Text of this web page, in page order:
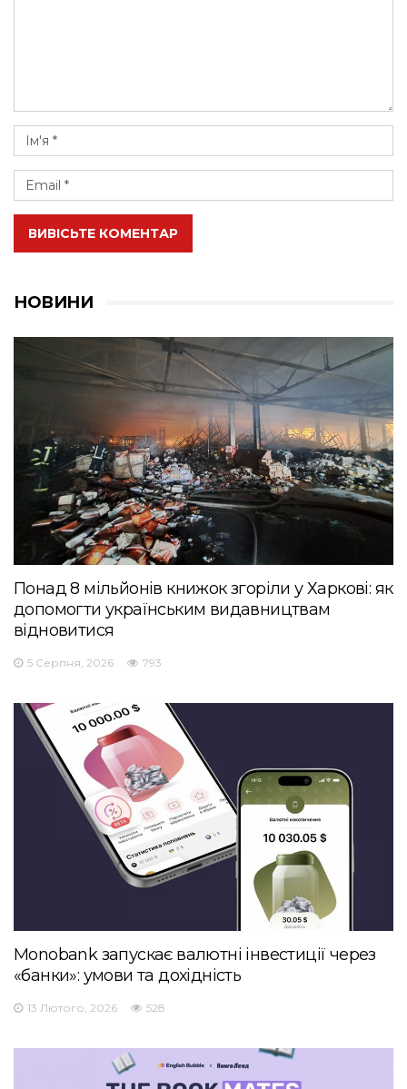
ВИВІСЬТЕ КОМЕНТАР
НОВИНИ
Понад 8 мільйонів книжок згоріли у Харкові: як
допомогти українським видавництвам
відновитися
5 Серпня, 2026 793
Monobank запускає валютні інвестиції через
«банки»: умови та дохідність
13 Лютого, 2026 528